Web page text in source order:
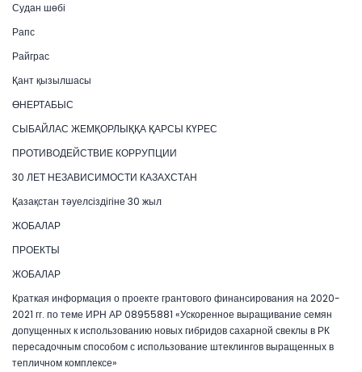
Судан шөбі
Рапс
Райграс
Қант қызылшасы
ӨНЕРТАБЫС
СЫБАЙЛАС ЖЕМҚОРЛЫҚҚА ҚАРСЫ КҮРЕС
ПРОТИВОДЕЙСТВИЕ КОРРУПЦИИ
30 ЛЕТ НЕЗАВИСИМОСТИ КАЗАХСТАН
Қазақстан тәуелсіздігіне 30 жыл
ЖОБАЛАР
ПРОЕКТЫ
ЖОБАЛАР
Краткая информация о проекте грантового финансирования на 2020-
2021 гг. по теме ИРН АР 08955881 «Ускоренное выращивание семян
допущенных к использованию новых гибридов сахарной свеклы в РК
пересадочным способом с использование штеклингов выращенных в
тепличном комплексе»